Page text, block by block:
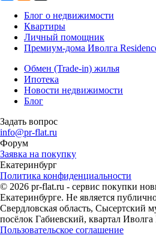
Блог о недвижимости
Квартиры
Личный помощник
Премиум-дома Иволга
Обмен (Trade-in) жилья
Ипотека
Новости недвижимости
Блог
Задать вопрос
info@pr-flat.ru
Форум
Заявка на покупку
Екатеринбург
Политика конфиденциальности
© 2026 pr-flat.ru - сервис покупки
Екатеринбурге. Не является
Свердловская область, Сысертский
посёлок Габиевский, квартал Иволга
Пользовательское соглашение